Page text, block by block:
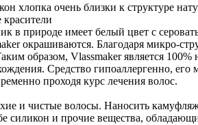
хлопка очень близки к структуре
в природе имеет белый цвет с
окрашиваются. Благодаря микро-
образом, Vlassmaker является 100%
Средство гипоаллергенно, его
проходя курс лечения волос.
и чистые волосы. Наносить
силикон и прочие вещества,